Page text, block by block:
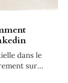
dans le
sur